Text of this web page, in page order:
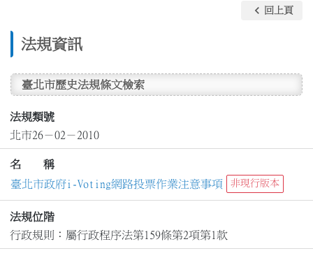
法規資訊
keyboard_arrow_left 回上頁
臺北市歷史法規條文檢索
法規類號
北市26－02－2010
名 稱
臺北市政府i-Voting網路投票作業注意事項
非現行版本
法規位階
行政規則：屬行政程序法第159條第2項第1款